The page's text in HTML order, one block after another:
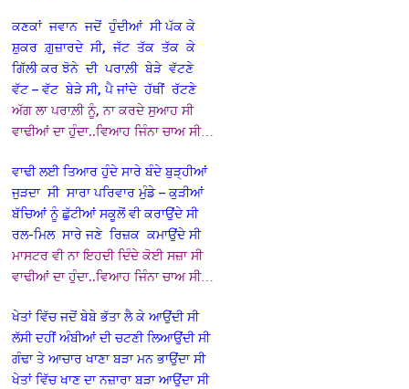
ਕਣਕਾਂ ਜਵਾਨ ਜਦੋਂ ਹੁੰਦੀਆਂ ਸੀ ਪੱਕ ਕੇ
ਸ਼ੁਕਰ ਗ਼ੁਜ਼ਾਰਦੇ ਸੀ, ਜੱਟ ਤੱਕ ਤੱਕ ਕੇ
ਗਿੱਲੀ ਕਰ ਝੋਨੇ ਦੀ ਪਰਾਲ਼ੀ ਬੇੜੇ ਵੱਟਣੇ
ਵੱਟ – ਵੱਟ ਬੇੜੇ ਸੀ, ਪੈ ਜਾਂਦੇ ਹੱਥੀਂ ਰੱਟਣੇ
ਅੱਗ ਲਾ ਪਰਾਲ਼ੀ ਨੂੰ, ਨਾ ਕਰਦੇ ਸੁਆਹ ਸੀ
ਵਾਢੀਆਂ ਦਾ ਹੁੰਦਾ..ਵਿਆਹ ਜਿੰਨਾ ਚਾਅ ਸੀ…
ਵਾਢੀ ਲਈ ਤਿਆਰ ਹੁੰਦੇ ਸਾਰੇ ਬੰਦੇ ਬੁੜ੍ਹੀਆਂ
ਜੁੜਦਾ ਸੀ ਸਾਰਾ ਪਰਿਵਾਰ ਮੁੰਡੇ – ਕੁੜੀਆਂ
ਬੱਚਿਆਂ ਨੂੰ ਛੁੱਟੀਆਂ ਸਕੂਲੋਂ ਵੀ ਕਰਾਉਂਦੇ ਸੀ
ਰਲ-ਮਿਲ ਸਾਰੇ ਜਣੇ ਰਿਜ਼ਕ ਕਮਾਉਂਦੇ ਸੀ
ਮਾਸਟਰ ਵੀ ਨਾ ਇਹਦੀ ਦਿੰਦੇ ਕੋਈ ਸਜ਼ਾ ਸੀ
ਵਾਢੀਆਂ ਦਾ ਹੁੰਦਾ..ਵਿਆਹ ਜਿੰਨਾ ਚਾਅ ਸੀ…
ਖੇਤਾਂ ਵਿੱਚ ਜਦੋਂ ਬੇਬੇ ਭੱਤਾ ਲੈ ਕੇ ਆਉਂਦੀ ਸੀ
ਲੱਸੀ ਦਹੀਂ ਅੰਬੀਆਂ ਦੀ ਚਟਣੀ ਲਿਆਉਂਦੀ ਸੀ
ਗੰਢਾ ਤੇ ਆਚਾਰ ਖਾਣਾ ਬੜਾ ਮਨ ਭਾਉਂਦਾ ਸੀ
ਖੇਤਾਂ ਵਿੱਚ ਖਾਣ ਦਾ ਨਜ਼ਾਰਾ ਬੜਾ ਆਉਂਦਾ ਸੀ